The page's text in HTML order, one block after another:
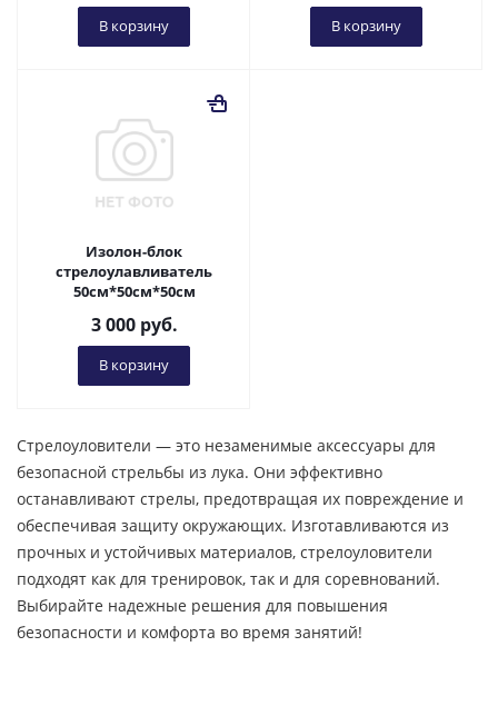
В корзину В корзину
Изолон-блок
стрелоулавливатель
50см*50см*50см
3 000руб.
В корзину
Стрелоуловители — это незаменимые аксессуары для
безопасной стрельбы из лука. Они эффективно
останавливают стрелы, предотвращая их повреждение и
обеспечивая защиту окружающих. Изготавливаются из
прочных и устойчивых материалов, стрелоуловители
подходят как для тренировок, так и для соревнований.
Выбирайте надежные решения для повышения
безопасности и комфорта во время занятий!